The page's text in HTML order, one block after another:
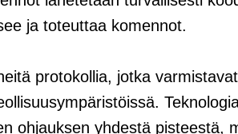
ja toteuttaa komennot.
protokollia, jotka varmistavat
ohjauksen yhdestä pisteestä,